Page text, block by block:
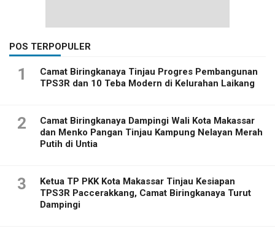
POS TERPOPULER
1
Camat Biringkanaya Tinjau Progres Pembangunan
TPS3R dan 10 Teba Modern di Kelurahan Laikang
2
Camat Biringkanaya Dampingi Wali Kota Makassar
dan Menko Pangan Tinjau Kampung Nelayan Merah
Putih di Untia
3
Ketua TP PKK Kota Makassar Tinjau Kesiapan
TPS3R Paccerakkang, Camat Biringkanaya Turut
Dampingi